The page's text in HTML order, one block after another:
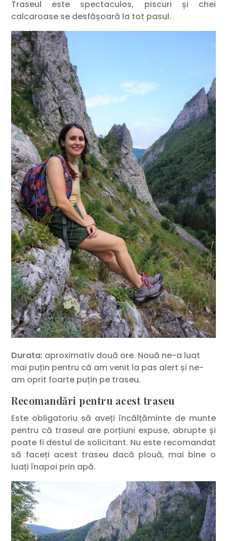
Traseul este spectaculos, piscuri și chei
calcaroase se desfășoară la tot pasul.
Durata: aproximativ două ore. Nouă ne-a luat
mai puțin pentru că am venit la pas alert și ne-
am oprit foarte puțin pe traseu.
Recomandări pentru acest traseu
Este obligatoriu să aveți încălțăminte de munte
pentru că traseul are porțiuni expuse, abrupte și
poate fi destul de solicitant. Nu este recomandat
să faceți acest traseu dacă plouă, mai bine o
luați înapoi prin apă.